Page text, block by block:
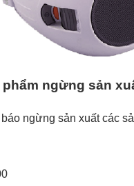
ngừng sản
ngừng sản xuất các